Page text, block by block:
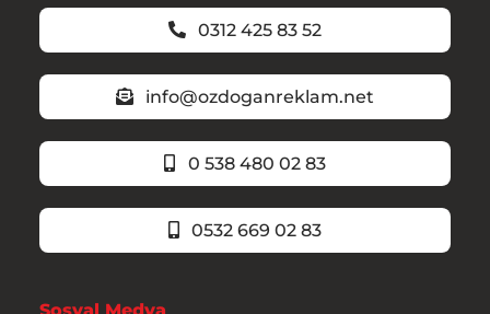
0312 425 83 52
info@ozdoganreklam.net
0 538 480 02 83
0532 669 02 83
Sosyal Medya